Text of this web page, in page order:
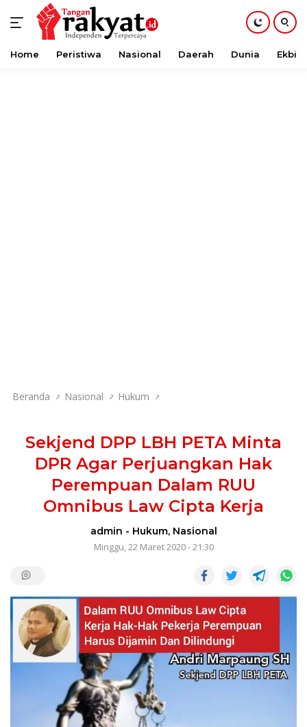
Langsung
Home Peristiwa Nasional Daerah Dunia Ekbis
Beranda Nasional Hukum
Sekjend DPP LBH PETA Minta
DPR Agar Perjuangkan Hak
Perempuan Dalam RUU
Omnibus Law Cipta Kerja
admin - Hukum, Nasional
Minggu, 22 Maret 2020 - 21:30